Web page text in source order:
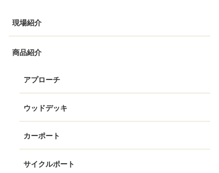
現場紹介
商品紹介
アプローチ
ウッドデッキ
カーポート
サイクルポート